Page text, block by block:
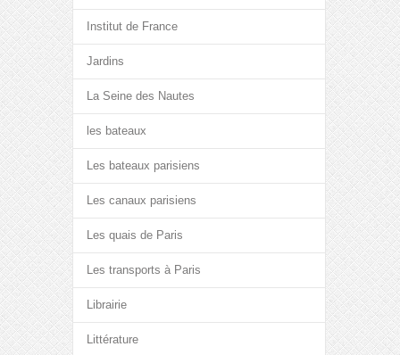
Institut de France
Jardins
La Seine des Nautes
les bateaux
Les bateaux parisiens
Les canaux parisiens
Les quais de Paris
Les transports à Paris
Librairie
Littérature